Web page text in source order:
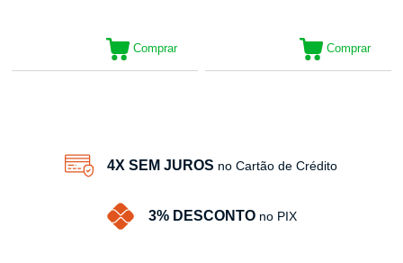
Comprar Comprar
4X SEM JUROS no Cartão de Crédito
3% DESCONTO no PIX